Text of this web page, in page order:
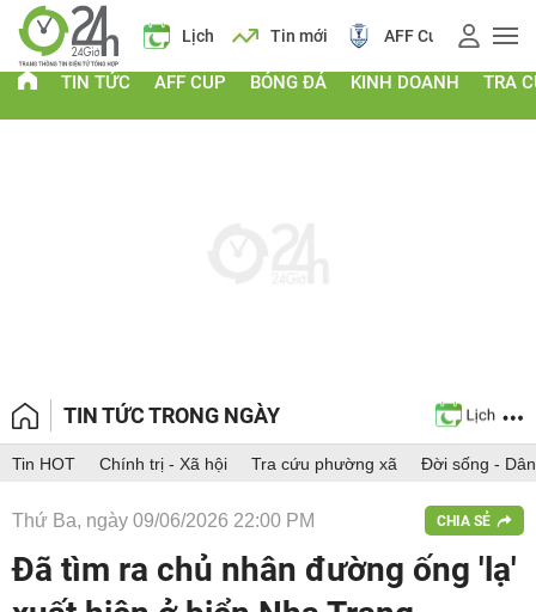
Giá vàng Lịch Tin mới AFF Cup Giá
TIN TỨC AFF CUP BÓNG ĐÁ KINH DOANH TRA
TIN TỨC TRONG NGÀY
Tin HOT Chính trị - Xã hội Tra cứu phường xã Đời sống -
Thứ Ba, ngày 09/06/2026 22:00 PM CHIA SẺ
Đã tìm ra chủ nhân đường ống 'lạ'